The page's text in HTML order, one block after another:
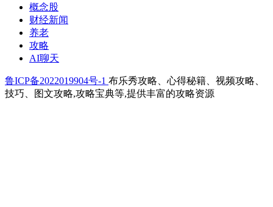
概念股
财经新闻
养老
攻略
AI聊天
鲁ICP备2022019904号-1 布乐秀攻略、心得秘籍、视频攻略、
技巧、图文攻略,攻略宝典等,提供丰富的攻略资源